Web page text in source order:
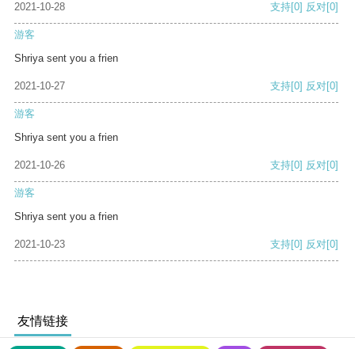
2021-10-28 支持[0] 反对[0]
游客
Shriya sent you a frien
2021-10-27 支持[0] 反对[0]
游客
Shriya sent you a frien
2021-10-26 支持[0] 反对[0]
游客
Shriya sent you a frien
2021-10-23 支持[0] 反对[0]
友情链接